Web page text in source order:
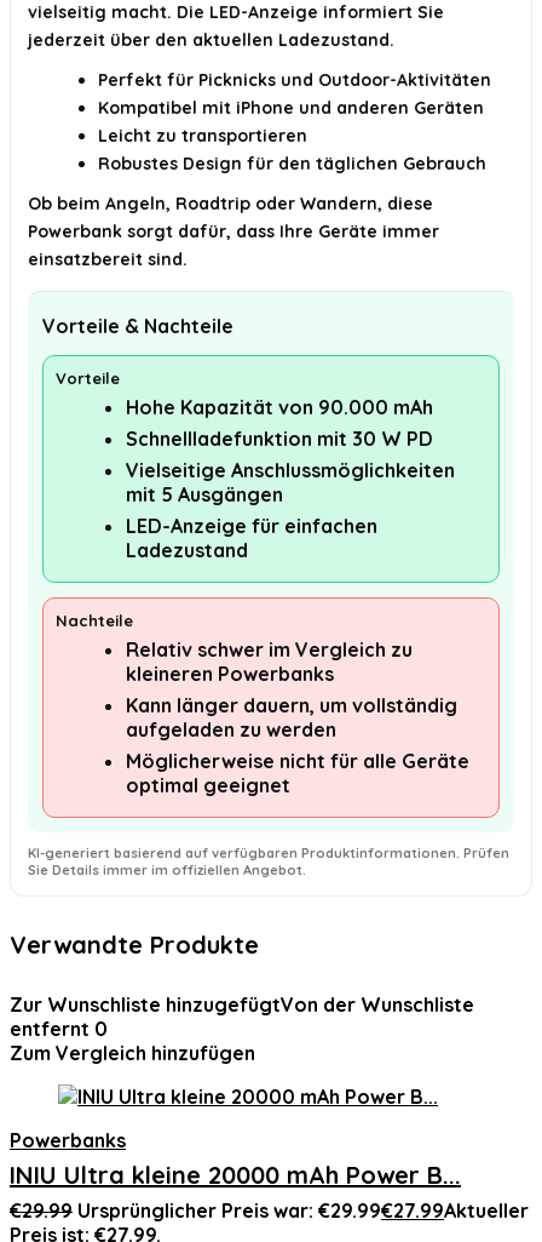
vielseitig macht. Die LED-Anzeige informiert Sie
jederzeit über den aktuellen Ladezustand.
Perfekt für Picknicks und Outdoor-Aktivitäten
Kompatibel mit iPhone und anderen Geräten
Leicht zu transportieren
Robustes Design für den täglichen Gebrauch
Ob beim Angeln, Roadtrip oder Wandern, diese
Powerbank sorgt dafür, dass Ihre Geräte immer
einsatzbereit sind.
Vorteile & Nachteile
Vorteile
Hohe Kapazität von 90.000 mAh
Schnellladefunktion mit 30 W PD
Vielseitige Anschlussmöglichkeiten
mit 5 Ausgängen
LED-Anzeige für einfachen
Ladezustand
Nachteile
Relativ schwer im Vergleich zu
kleineren Powerbanks
Kann länger dauern, um vollständig
aufgeladen zu werden
Möglicherweise nicht für alle Geräte
optimal geeignet
KI-generiert basierend auf verfügbaren Produktinformationen. Prüfen
Sie Details immer im offiziellen Angebot.
Verwandte Produkte
Zur Wunschliste hinzugefügtVon der Wunschliste
entfernt 0
Zum Vergleich hinzufügen
Powerbanks
INIU Ultra kleine 20000 mAh Power B...
€29.99 Ursprünglicher Preis war: €29.99€27.99Aktueller
Preis ist: €27.99.